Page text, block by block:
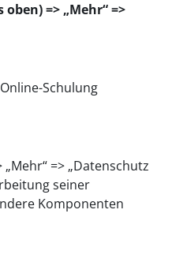
=> „Mehr“ =>
Schulung
=> „Datenschutz
seiner
Komponenten